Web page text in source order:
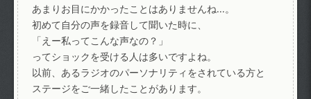
あまりお目にかかったことはありませんね…。
初めて自分の声を録音して聞いた時に、
「えー私ってこんな声なの？」
ってショックを受ける人は多いですよね。
以前、あるラジオのパーソナリティをされている方と
ステージをご一緒したことがあります。